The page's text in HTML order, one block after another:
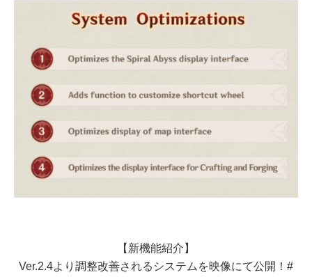
【新機能紹介】
Ver.2.4より調整改善されるシステムを映像にて公開！ #